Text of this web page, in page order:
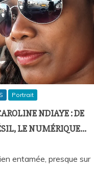
Portrait
NDIAYE : DE
LE NUMÉRIQUE
VIE SANS
entamée, presque sur